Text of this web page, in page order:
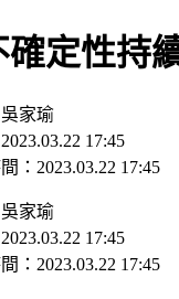
確定性持
家瑜
17:45
：2023.03.22 17:45
吳家瑜
2023.03.22 17:45
： 2023.03.22 17:45